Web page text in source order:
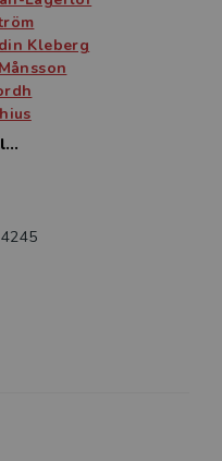
Kleberg